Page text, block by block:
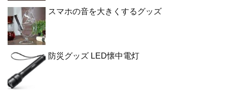
スマホの音を大きくするグッズ
防災グッズ LED懐中電灯